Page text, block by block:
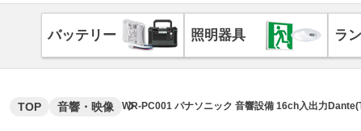
バッテリー 照明器具 ラ
TOP 音響・映像 WR-PC001 パナソニック 音響設備 16ch入出力